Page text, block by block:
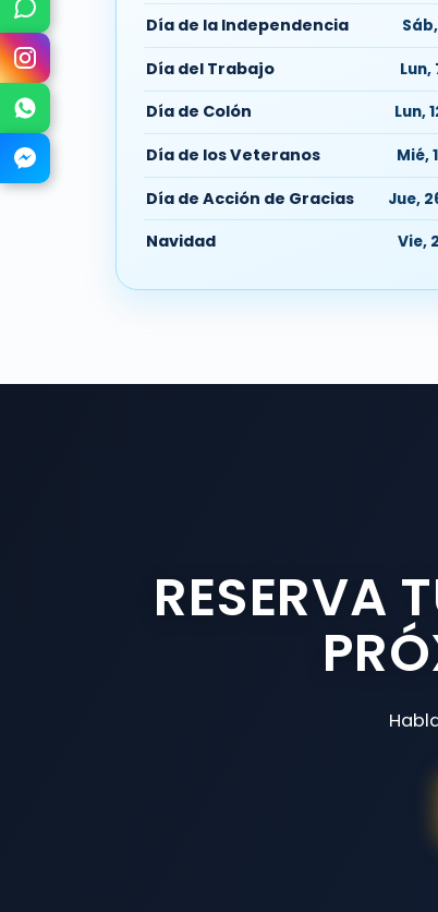
Día de la Independencia
Día del Trabajo Lun,
Día de Colón Lun,
Día de los Veteranos Mié,
Día de Acción de Gracias Jue,
Navidad Vie,
RESERVA